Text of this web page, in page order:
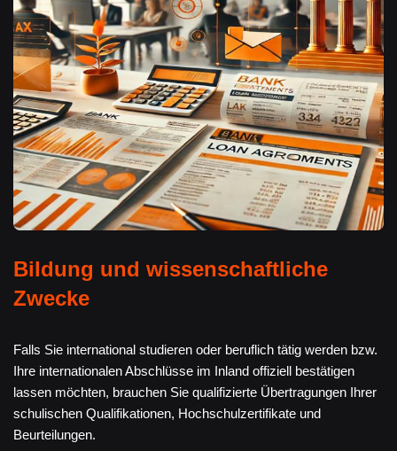
Bildung und wissenschaftliche
Zwecke
Falls Sie international studieren oder beruflich tätig werden bzw.
Ihre internationalen Abschlüsse im Inland offiziell bestätigen
lassen möchten, brauchen Sie qualifizierte Übertragungen Ihrer
schulischen Qualifikationen, Hochschulzertifikate und
Beurteilungen.